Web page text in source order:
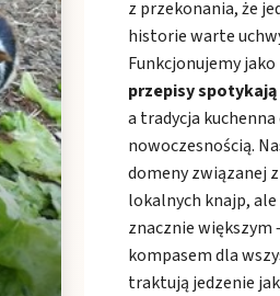
z przekonania, że
historie warte
Funkcjonujemy
przepisy
a tradycja
nowoczesnością.
domeny związanej
lokalnych knajp,
znacznie większym
kompasem dla
traktują jedzenie